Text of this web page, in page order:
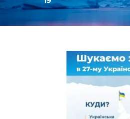
День:
19.07.2021